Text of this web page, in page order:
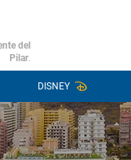
del
Pilar.
DISNEY